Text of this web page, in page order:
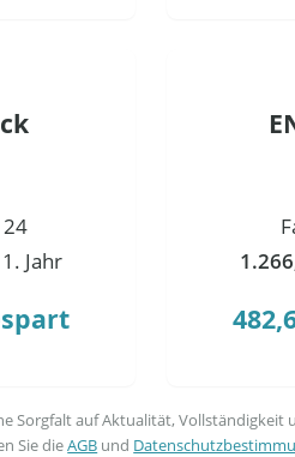
Jahr
Sorgfalt auf Aktualität,
Sie dieAGB und